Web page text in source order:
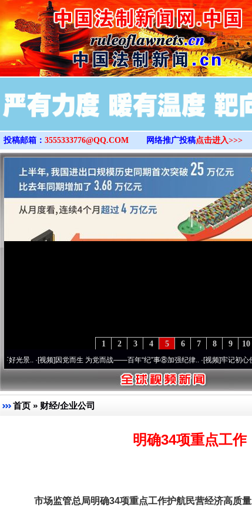
>
投稿邮箱： 3555333776@QQ.COM 网络推广投稿点击进入>>>
10
9
8
7
6
5
4
3
2
1
因党而生 为党而战——百年“纪”事⑧加强纪律..·[视频]牢记初心使命 奋进复兴征程
首页 » 财经/企业公司
明确34项重点工
市场监管总局明确34项重点工作护航民营经济高质量